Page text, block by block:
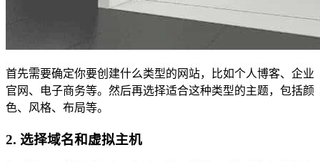
首先需要确定你要创建什么类型的网站，比如个人博客、企业
官网、电子商务等。然后再选择适合这种类型的主题，包括颜
色、风格、布局等。
2. 选择域名和虚拟主机